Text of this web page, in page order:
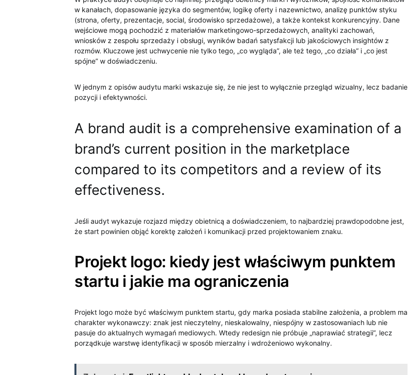
w kanałach, dopasowanie języka do segmentów, logikę oferty i nazewnictwo, analizę punktów styku
(strona, oferty, prezentacje, social, środowisko sprzedażowe), a także kontekst konkurencyjny. Dane
wejściowe mogą pochodzić z materiałów marketingowo-sprzedażowych, analityki zachowań,
wniosków z zespołu sprzedaży i obsługi, wyników badań satysfakcji lub jakościowych insightów z
rozmów. Kluczowe jest uchwycenie nie tylko tego, „co wygląda”, ale też tego, „co działa” i „co jest
spójne” w doświadczeniu.
W jednym z opisów audytu marki wskazuje się, że nie jest to wyłącznie przegląd wizualny, lecz badanie
pozycji i efektywności.
A brand audit is a comprehensive examination of a
brand’s current position in the marketplace
compared to its competitors and a review of its
effectiveness.
Jeśli audyt wykazuje rozjazd między obietnicą a doświadczeniem, to najbardziej prawdopodobne jest,
że start powinien objąć korektę założeń i komunikacji przed projektowaniem znaku.
Projekt logo: kiedy jest właściwym punktem
startu i jakie ma ograniczenia
Projekt logo może być właściwym punktem startu, gdy marka posiada stabilne założenia, a problem ma
charakter wykonawczy: znak jest nieczytelny, nieskalowalny, niespójny w zastosowaniach lub nie
pasuje do aktualnych wymagań mediowych. Wtedy redesign nie próbuje „naprawiać strategii”, lecz
porządkuje warstwę identyfikacji w sposób mierzalny i wdrożeniowo wykonalny.